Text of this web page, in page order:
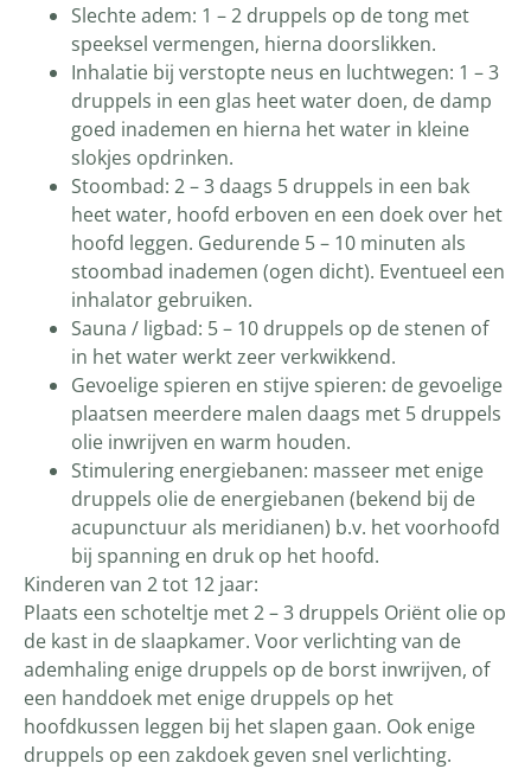
Slechte adem: 1 – 2 druppels op de tong met
speeksel vermengen, hierna doorslikken.
Inhalatie bij verstopte neus en luchtwegen: 1 – 3
druppels in een glas heet water doen, de damp
goed inademen en hierna het water in kleine
slokjes opdrinken.
Stoombad: 2 – 3 daags 5 druppels in een bak
heet water, hoofd erboven en een doek over het
hoofd leggen. Gedurende 5 – 10 minuten als
stoombad inademen (ogen dicht). Eventueel een
inhalator gebruiken.
Sauna / ligbad: 5 – 10 druppels op de stenen of
in het water werkt zeer verkwikkend.
Gevoelige spieren en stijve spieren: de gevoelige
plaatsen meerdere malen daags met 5 druppels
olie inwrijven en warm houden.
Stimulering energiebanen: masseer met enige
druppels olie de energiebanen (bekend bij de
acupunctuur als meridianen) b.v. het voorhoofd
bij spanning en druk op het hoofd.
Kinderen van 2 tot 12 jaar:
Plaats een schoteltje met 2 – 3 druppels Oriënt olie op
de kast in de slaapkamer. Voor verlichting van de
ademhaling enige druppels op de borst inwrijven, of
een handdoek met enige druppels op het
hoofdkussen leggen bij het slapen gaan. Ook enige
druppels op een zakdoek geven snel verlichting.